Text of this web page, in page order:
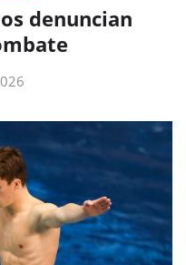
denuncian